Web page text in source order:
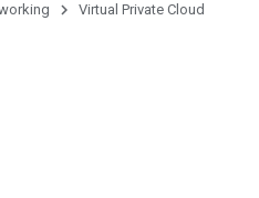
Virtual Private Cloud